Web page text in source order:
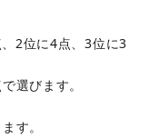
2位に4点、3位に3
選びます。
す。